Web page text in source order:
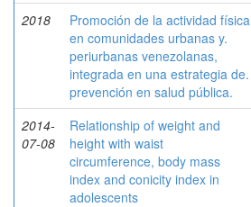
2018
Promoción de la actividad física
en comunidades urbanas y.
periurbanas venezolanas,
integrada en una estrategia de.
prevención en salud pública.
2014-
07-08
Relationship of weight and
height with waist
circumference, body mass
index and conicity index in
adolescents